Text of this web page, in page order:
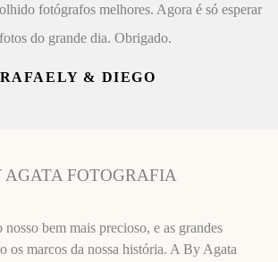
fotógrafos melhores. Agora é só esperar
do grande dia. Obrigado.
RAFAELY & DIEGO
AGATA FOTOGRAFIA
nosso bem mais precioso, e as grandes
os marcos da nossa história. A By Agata